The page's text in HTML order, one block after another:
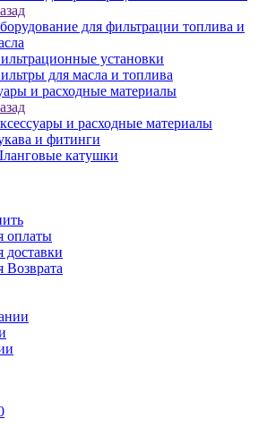
для фильтрации топлива и
установки
для масла и топлива
и расходные материалы
и расходные материалы
и фитинги
катушки
оплаты
доставки
Возврата